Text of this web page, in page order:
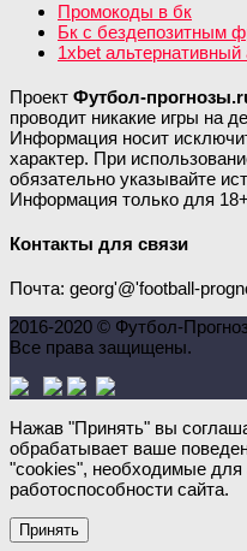
Промокоды в бк
Бк с бездепозитным
1xbet альтернативный
Проект Футбол-
проводит никакие игры на
Информация носит
характер. При
обязательно указывайте
Информация только для
Контакты для связи
Почта: georg'@'football-
2016-2020 © Футбол-
Все права защищены.
Нажав "Принять" вы
обрабатывает ваше
"cookies", необходимые для
работоспособности сайта.
Принять